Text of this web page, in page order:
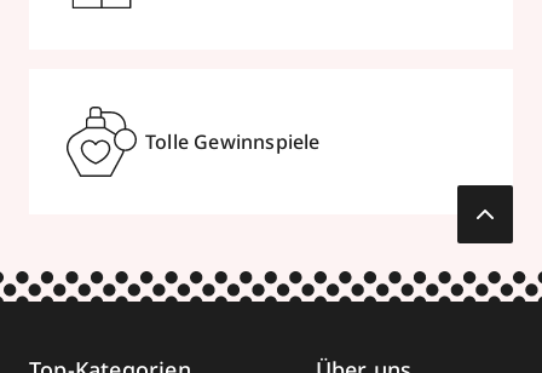
Tolle Gewinnspiele